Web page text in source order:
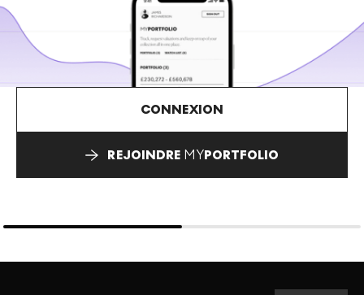
CONNEXION
REJOINDRE MYPORTFOLIO